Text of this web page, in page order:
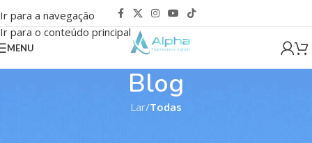
Ir para a navegação
Ir para o conteúdo principal
MENU
Blog
Lar/Todas